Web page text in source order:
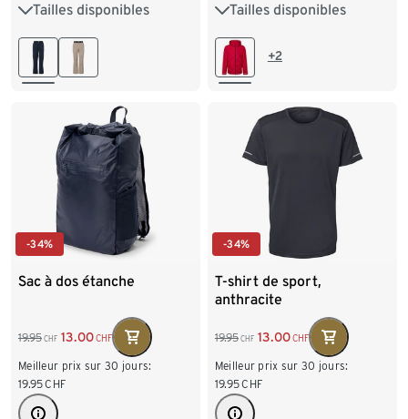
Tailles disponibles
S 44/46 M 48/50
L 52/54
Tailles disponibles
XS S M L
XXL +2
-34%
Sac à dos étanche
19.95 CHF 13.00CHF
Meilleur prix sur 30 jours:
19.95CHF
-34%
T-shirt de sport,
anthracite
19.95 CHF 13.00CHF
Meilleur prix sur 30 jours:
19.95CHF